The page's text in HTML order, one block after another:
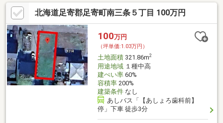
ハウスメーカーや工務店で理想のマイホームを建築可能●住宅ロ
ーンや資金計画についてもお気軽にご相談ください。専門スタッ
フがしっかりサポートいたします。※告知事項あり
北海道足寄郡足寄町南三条５丁目 100万円
100万円
（坪単価:1.03万円）
土地面積321.86m2
用途地域１種中高
建ぺい率60%
容積率200%
建築条件なし
あしバス「【あしょろ歯科前】
停」下車 徒歩3分